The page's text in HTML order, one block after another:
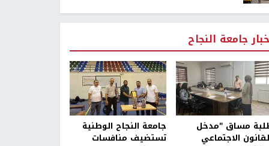
جامعة النجاح
مساق "مدخل
الاجتماعي
جامعة النجاح الوطنية
تستضيف منافسات